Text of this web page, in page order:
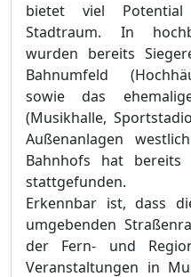
bietet viel
Stadtraum. In
wurden bereits
Bahnumfeld
sowie das ehemalige
(Musikhalle,
Außenanlagen
Bahnhofs hat bereits
stattgefunden.
Erkennbar ist, dass
umgebenden
der Fern- und
Veranstaltungen in